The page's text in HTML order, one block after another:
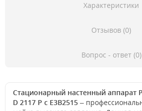
Характеристики
Отзывов (0)
Вопрос - ответ (0)
Стационарный настенный аппарат
D 2117 P c E3B2515 –